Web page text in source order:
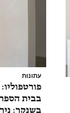
עתונות
בבית
בשנקר: